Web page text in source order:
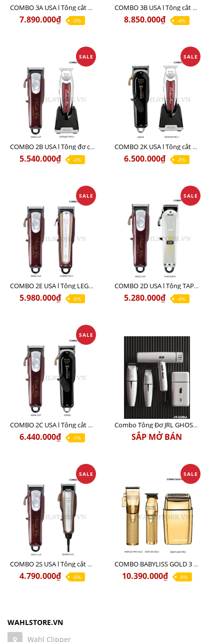
COMBO 3A USA l Tông cắt MAGIC + Tông viền DETAILER PRO LI + Cạo khô FINALE
7.890.000₫ -0%
COMBO 3B USA l Tông cắt SENIOR + Tông viền DETAILER PRO LI + Cạo khô FINALE
8.850.000₫ -4%
SALE
COMBO 2B USA l Tông đơ cắt Magic clip Red + Tông đơ viền Detailer Pro Li
5.540.000₫ -4%
SALE
COMBO 2K USA l Tông cắt SENIOR +Tông viền DETAILER PRO LI
6.500.000₫ -8%
SALE
COMBO 2E USA l Tông LEGEND PRO LI + Tông MAGIC CLIP
5.980.000₫ -8%
SALE
COMBO 2D USA l Tông TAPER WHITE + Tông MAGIC CLIP
5.280.000₫ -4%
SALE
COMBO 2C USA l Tông cắt Senior + Tông cắt Magic clip
6.440.000₫ -7%
Combo Tông Đơ JRL GHOST 3 Limited Edition Chính Hãng USA
SẮP MỞ BÁN
SALE
COMBO 2S USA l Tông cắt LEGEND USA CÓ DÂY 220V + Tông pin MAGIC CLIP
4.790.000₫ -8%
SALE
COMBO BABYLISS GOLD 3 cao cấp chính hãng
10.390.000₫ -8%
WAHLSTORE.VN
Wahl Clipper